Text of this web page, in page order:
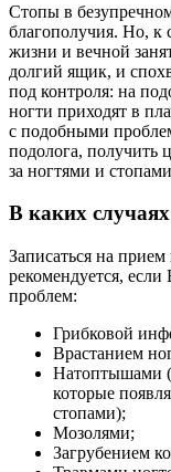
Стопы в
благополучия. Но, к
жизни и вечной
долгий ящик, и
под контроля: на
ногти приходят в
с подобными
подолога, получить
за ногтями и
В каких
Записаться на
рекомендуется,
проблем:
Грибковой
Врастанием
Натоптышами
которые
стопами);
Мозолями;
Загрубением